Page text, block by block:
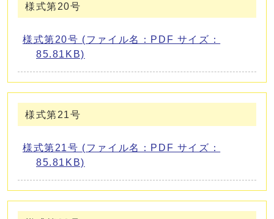
様式第20号
様式第20号 (ファイル名：PDF サイズ：
85.81KB)
様式第21号
様式第21号 (ファイル名：PDF サイズ：
85.81KB)